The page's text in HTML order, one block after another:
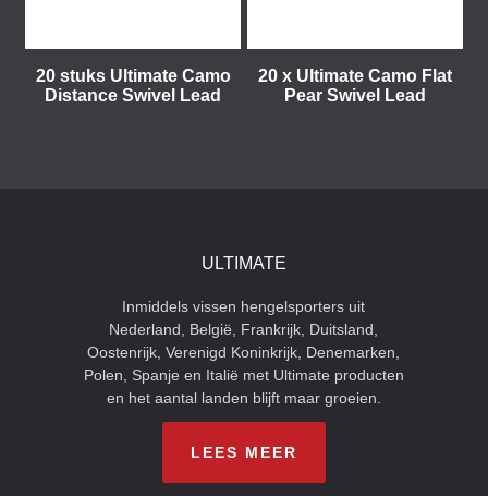
20 stuks Ultimate Camo
Distance Swivel Lead
20 x Ultimate Camo Flat
Pear Swivel Lead
ULTIMATE
Inmiddels vissen hengelsporters uit
Nederland, België, Frankrijk, Duitsland,
Oostenrijk, Verenigd Koninkrijk, Denemarken,
Polen, Spanje en Italië met Ultimate producten
en het aantal landen blijft maar groeien.
LEES MEER